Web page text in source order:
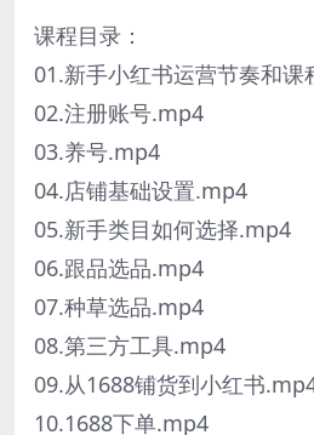
课程目录：
01.新手小红书运营节奏和
02.注册账号.mp4
03.养号.mp4
04.店铺基础设置.mp4
05.新手类目如何选择.mp4
06.跟品选品.mp4
07.种草选品.mp4
08.第三方工具.mp4
09.从1688铺货到小红书
10.1688下单.mp4